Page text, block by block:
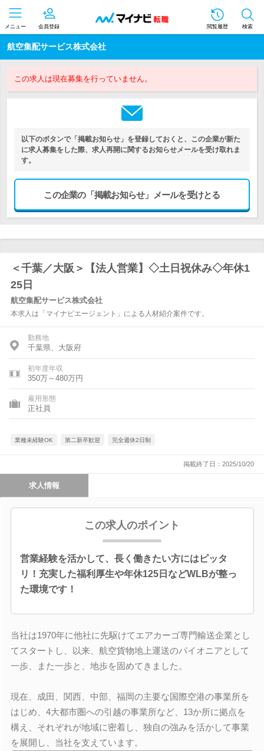
メニュー 会員登録 閲覧履歴 検索
航空集配サービス株式会社
この求人は現在募集を行っていません。
以下のボタンで「掲載お知らせ」を登録しておくと、この企業が新た
に求人募集をした際、求人再開に関するお知らせメールを受け取れま
す。
この企業の「掲載お知らせ」メールを受けとる
＜千葉／大阪＞【法人営業】◇土日祝休み◇年休1
25日
航空集配サービス株式会社
本求人は「マイナビエージェント」による人材紹介案件です。
勤務地
千葉県、大阪府
初年度年収
350万～480万円
雇用形態
正社員
業種未経験OK 第二新卒歓迎 完全週休2日制
掲載終了日：2025/10/20
求人情報
この求人のポイント
営業経験を活かして、長く働きたい方にはピッタ
リ！充実した福利厚生や年休125日などWLBが整っ
た環境です！
当社は1970年に他社に先駆けてエアカーゴ専門輸送企業とし
てスタートし、以来、航空貨物地上運送のパイオニアとして
一歩、また一歩と、地歩を固めてきました。
現在、成田、関西、中部、福岡の主要な国際空港の事業所を
はじめ、4大都市圏への引越の事業所など、13か所に拠点を
構え、それぞれが地域に密着し、独自の強みを活かして事業
を展開し、当社を支えています。